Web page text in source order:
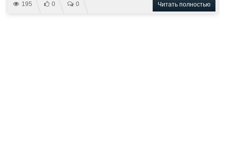
195 0 0 Читать полностью